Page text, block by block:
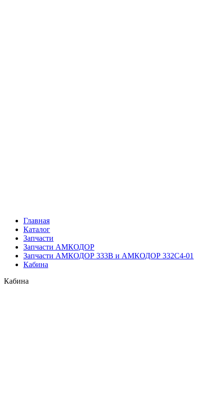
Главная
Каталог
Запчасти
Запчасти АМКОДОР
Запчасти АМКОДОР 333В и АМКОДОР 332С4-01
Кабина
Кабина